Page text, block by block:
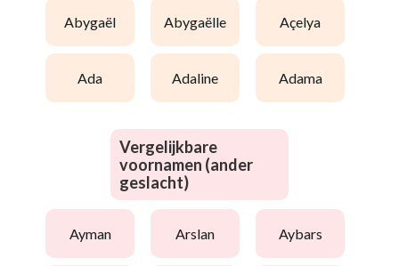
abygaël abygaëlle açelya
ada adaline adama
Vergelijkbare
voornamen (ander
geslacht)
ayman arslan aybars